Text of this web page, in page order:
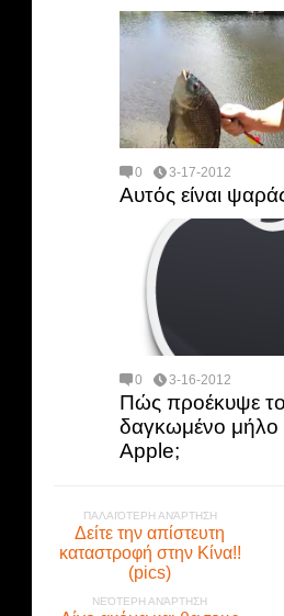
0 3-17-2012
Αυτός είναι
0 3-16-2012
Πώς προέκυψε
δαγκωμένο μήλο
Apple;
ΠΑΛΑΙΌΤΕΡΗ ΑΝΆΡΤΗΣΗ
Δείτε την απίστευτη
καταστροφή στην Κίνα!!
(pics)
ΝΕΌΤΕΡΗ ΑΝΆΡΤΗΣΗ